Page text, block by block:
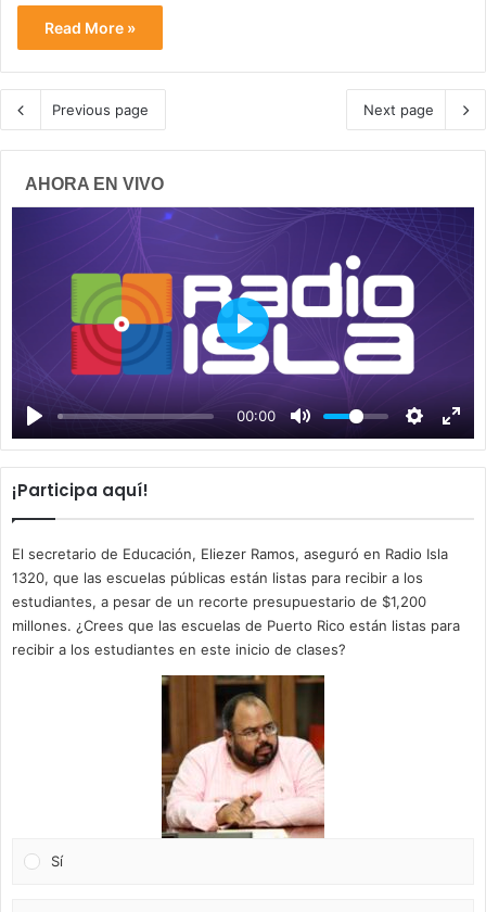
Read More »
Previous page Next page
AHORA EN VIVO
00:00
P
y
¡Participa aquí!
El secretario de Educación, Eliezer Ramos, aseguró en Radio Isla
1320, que las escuelas públicas están listas para recibir a los
estudiantes, a pesar de un recorte presupuestario de $1,200
millones. ¿Crees que las escuelas de Puerto Rico están listas para
recibir a los estudiantes en este inicio de clases?
Sí